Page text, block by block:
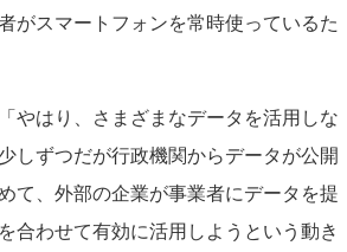
がスマートフォンを常時使っているた
やはり、さまざまなデータを活用しな
しずつだが行政機関からデータが公開
て、外部の企業が事業者にデータを提
合わせて有効に活用しようという動き